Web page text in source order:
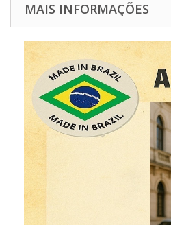
MAIS INFORMAÇÕES